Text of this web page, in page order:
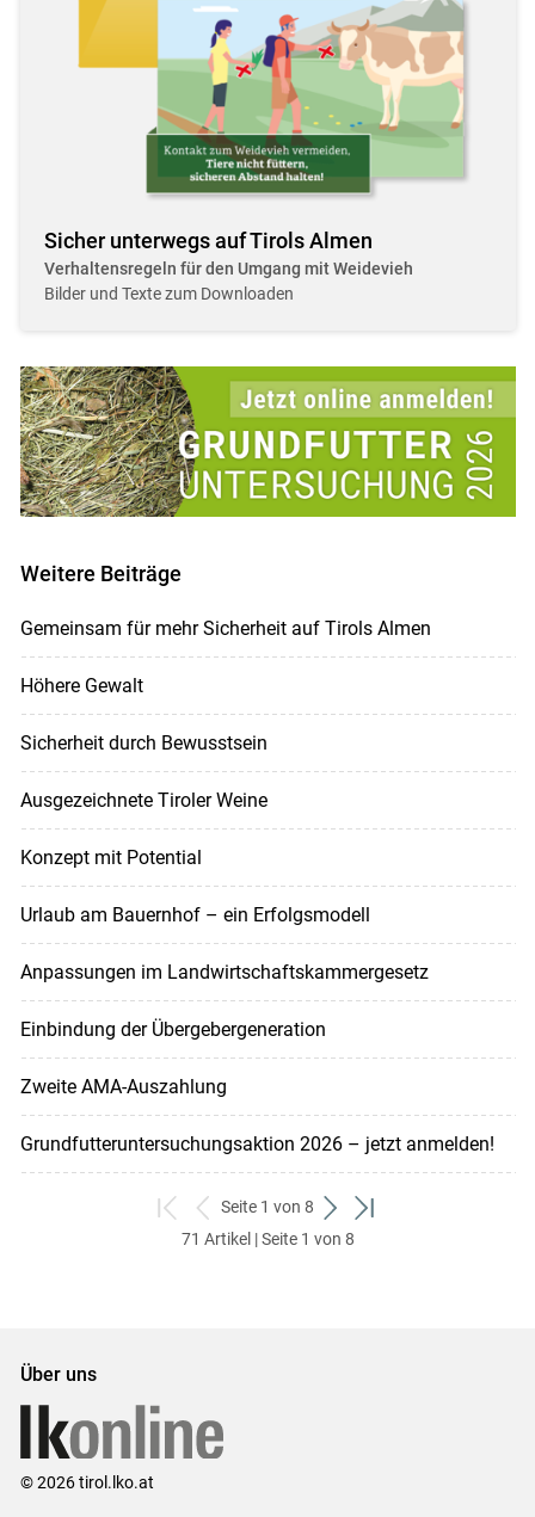
Sicher unterwegs auf Tirols Almen
Verhaltensregeln für den Umgang mit Weidevieh
Bilder und Texte zum Downloaden
Weitere Beiträge
Gemeinsam für mehr Sicherheit auf Tirols Almen
Höhere Gewalt
Sicherheit durch Bewusstsein
Ausgezeichnete Tiroler Weine
Konzept mit Potential
Urlaub am Bauernhof – ein Erfolgsmodell
Anpassungen im Landwirtschaftskammergesetz
Einbindung der Übergebergeneration
Zweite AMA-Auszahlung
Grundfutteruntersuchungsaktion 2026 – jetzt anmelden!
zum
ersten
zurück
zum
Seite 1 von 8
weiter
zum
zum
71 Artikel | Seite 1 von 8
Über uns
© 2026 tirol.lko.at